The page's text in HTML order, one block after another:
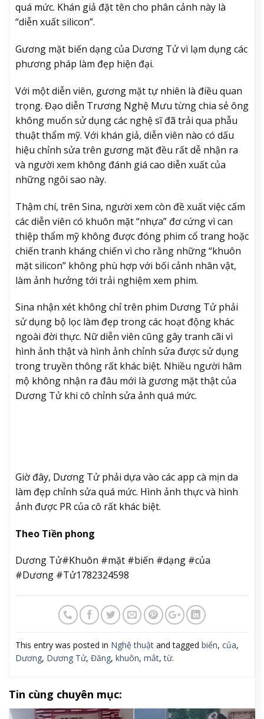
quá mức. Khán giả đặt tên cho phân cảnh này là
“diễn xuất silicon”.
Gương mặt biến dạng của Dương Tử vì lạm dụng các
phương pháp làm đẹp hiện đại.
Với một diễn viên, gương mặt tự nhiên là điều quan
trọng. Đạo diễn Trương Nghệ Mưu từng chia sẻ ông
không muốn sử dụng các nghệ sĩ đã trải qua phẫu
thuật thẩm mỹ. Với khán giả, diễn viên nào có dấu
hiệu chỉnh sửa trên gương mặt đều rất dễ nhận ra
và người xem không đánh giá cao diễn xuất của
những ngôi sao này.
Thậm chí, trên Sina, người xem còn đề xuất việc cấm
các diễn viên có khuôn mặt “nhựa” đơ cứng vì can
thiệp thẩm mỹ không được đóng phim cổ trang hoặc
chiến tranh kháng chiến vì cho rằng những “khuôn
mặt silicon” không phù hợp với bối cảnh nhân vật,
làm ảnh hưởng tới trải nghiệm xem phim.
Sina nhận xét không chỉ trên phim Dương Tử phải
sử dụng bộ lọc làm đẹp trong các hoạt động khác
ngoài đời thực. Nữ diễn viên cũng gây tranh cãi vì
hình ảnh thật và hình ảnh chỉnh sửa được sử dụng
trong truyền thông rất khác biệt. Nhiều người hâm
mộ không nhận ra đâu mới là gương mặt thật của
Dương Tử khi cô chỉnh sửa ảnh quá mức.
Giờ đây, Dương Tử phải dựa vào các app cà mịn da
làm đẹp chỉnh sửa quá mức. Hình ảnh thực và hình
ảnh được PR của cô rất khác biệt.
Theo Tiền phong
Dương Tử#Khuôn #mặt #biến #dạng #của
#Dương #Tử1782324598
This entry was posted in Nghệ thuật and tagged biển, của,
Dương, Dương Tử, Đăng, khuôn, mắt,từ.
Tin cùng chuyên mục: